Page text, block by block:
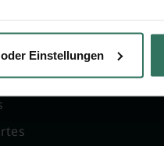
EinstellungenOnline-Portal
Kostenlos